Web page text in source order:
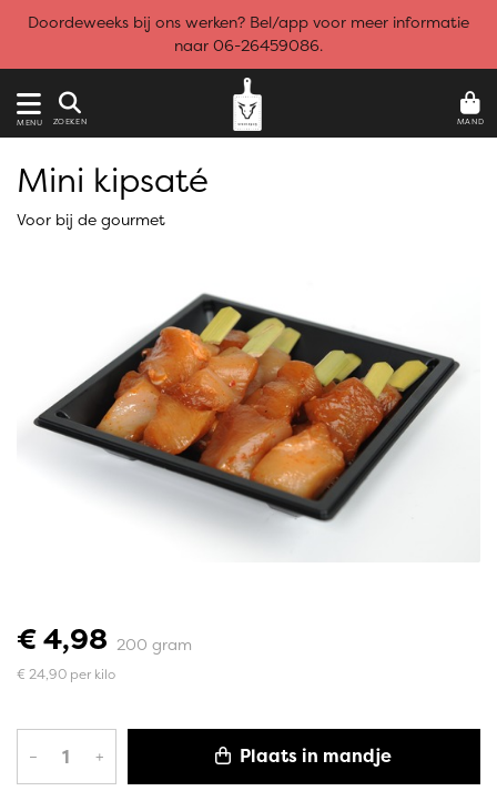
Doordeweeks bij ons werken? Bel/app voor meer informatie
naar 06-26459086.
MENU ZOEKEN MAND
Mini kipsaté
Voor bij de gourmet
€ 4,98 200 gram
€ 24,90 per kilo
– + Plaats in mandje